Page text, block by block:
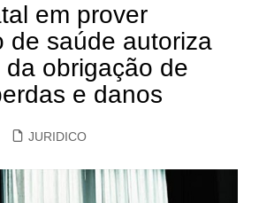
em prover
de saúde autoriza
da obrigação de
e danos
JURIDICO